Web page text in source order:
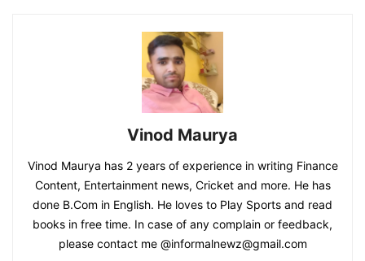
Vinod Maurya
Vinod Maurya has 2 years of experience in writing Finance
Content, Entertainment news, Cricket and more. He has
done B.Com in English. He loves to Play Sports and read
books in free time. In case of any complain or feedback,
please contact me @informalnewz@gmail.com